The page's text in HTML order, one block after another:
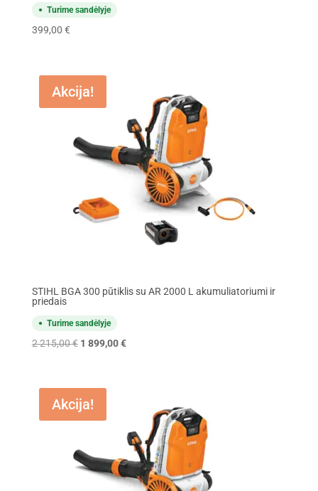
Turime sandėlyje
399,00 €
Akcija!
STIHL BGA 300 pūtiklis su AR 2000 L akumuliatoriumi ir
priedais
Turime sandėlyje
2 215,00€ Original
2
215,00 €.
1 899,00€Current
899,00 €.
Akcija!